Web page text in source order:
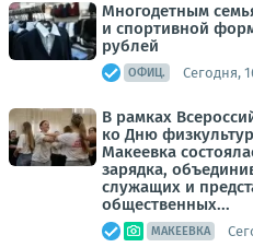
Многодетным
и спортивной
рублей
ОФИЦ. Сегодня,
В рамках
ко Дню
Макеевка
зарядка,
служащих и
общественных...
МАКЕЕВКА